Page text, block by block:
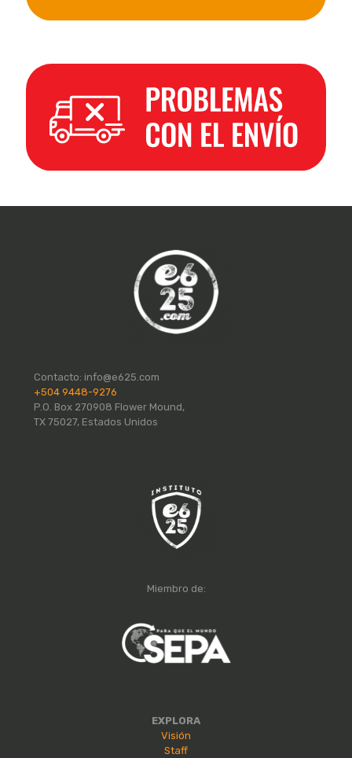
Contacto: info@e625.com
+504 9448-9276
P.O. Box 270908 Flower Mound,
TX 75027, Estados Unidos
Miembro de:
EXPLORA
Visión
Staff